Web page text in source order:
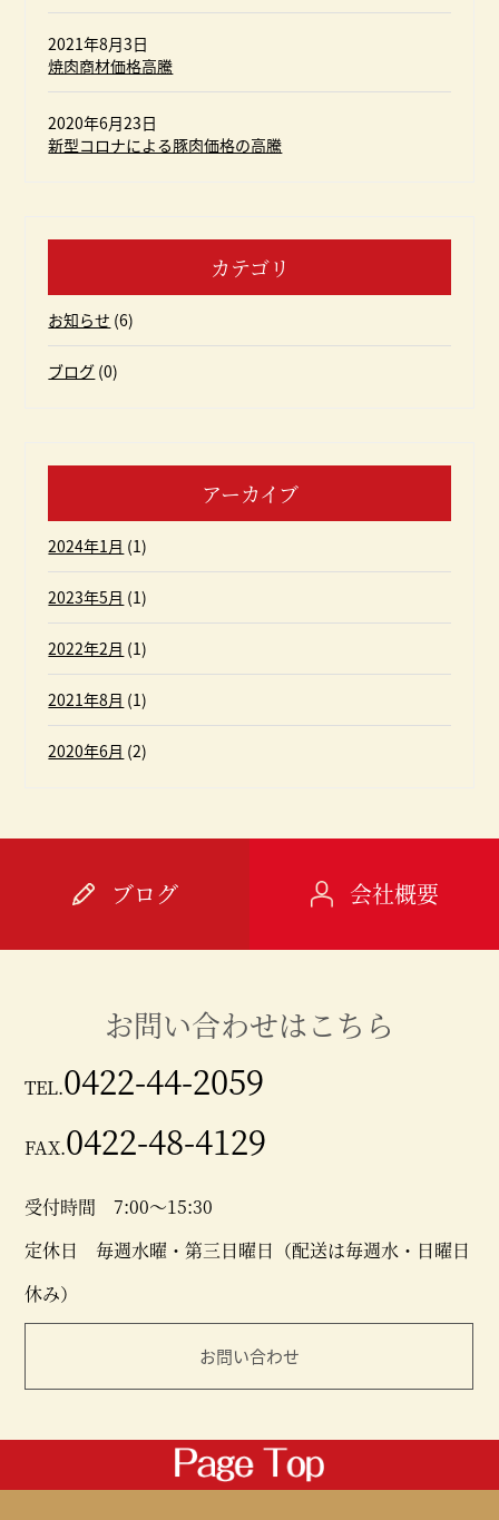
焼肉商材価格高騰
2021年8月3日
新型コロナによる豚肉価格の高騰
2020年6月23日
カテゴリ
お知らせ (6)
ブログ (0)
アーカイブ
2024年1月 (1)
2023年5月 (1)
2022年2月 (1)
2021年8月 (1)
2020年6月 (2)
ブログ 会社概要
お問い合わせはこちら
TEL.0422-44-2059
FAX.0422-48-4129
受付時間 7:00～15:30
定休日 毎週水曜・第三日曜日（配送は毎週水・日曜日
休み）
お問い合わせ